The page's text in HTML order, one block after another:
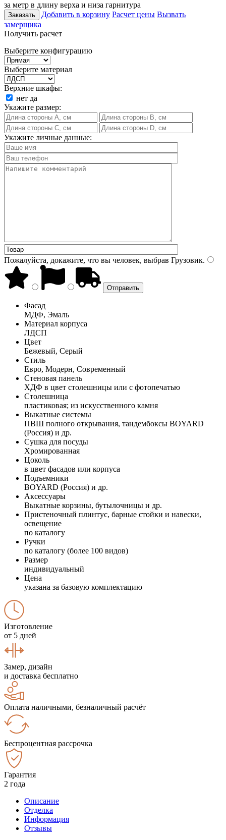
за метр в длину верха и низа гарнитура
Заказать Добавить в корзину Расчет цены Вызвать
замерщика
Получить расчет
Выберите конфигурацию
Выберите материал
Верхние шкафы:
нет да
Укажите размер:
Укажите личные данные:
Пожалуйста, докажите, что вы человек, выбрав Грузовик.
Фасад
МДФ, Эмаль
Материал корпуса
ЛДСП
Цвет
Бежевый, Серый
Стиль
Евро, Модерн, Современный
Стеновая панель
ХДФ в цвет столешницы или с фотопечатью
Столешница
пластиковая; из искусственного камня
Выкатные системы
ПВШ полного открывания, тандембоксы BOYARD
(Россия) и др.
Сушка для посуды
Хромированная
Цоколь
в цвет фасадов или корпуса
Подъемники
BOYARD (Россия) и др.
Аксессуары
Выкатные корзины, бутылочницы и др.
Пристеночный плинтус, барные стойки и навески,
освещение
по каталогу
Ручки
по каталогу (более 100 видов)
Размер
индивидуальный
Цена
указана за базовую комплектацию
Изготовление
от 5 дней
Замер, дизайн
и доставка бесплатно
Оплата наличными, безналичный расчёт
Беспроцентная рассрочка
Гарантия
2 года
Описание
Отделка
Информация
Отзывы